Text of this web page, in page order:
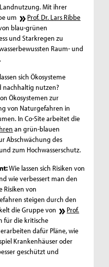
Mit ihrer
um
Prof. Dr. Lars Ribbe
blau-grünen
und Starkregen zu
Raum- und
sich Ökosysteme
nachhaltig nutzen?
Ökosystemen zur
von Naturgefahren in
In Co-Site arbeitet die
an grün-blauen
Abschwächung des
zum Hochwasserschutz.
Wie lassen sich Risiken von
wie verbessert man den
Risiken von
steigen durch den
die Gruppe von
Prof.
für die kritische
dafür Pläne, wie
Krankenhäuser oder
geschützt und